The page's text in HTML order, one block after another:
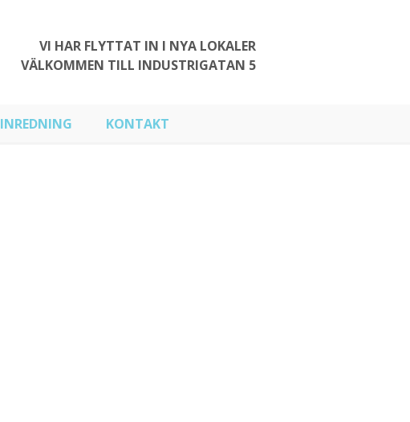
VI HAR FLYTTAT IN I NYA LOKALER
VÄLKOMMEN TILL INDUSTRIGATAN 5
INREDNING KONTAKT